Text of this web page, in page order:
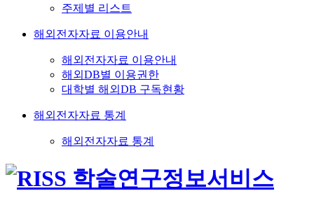
주제별 리스트
해외전자자료 이용안내
해외전자자료 이용안내
해외DB별 이용권한
대학별 해외DB 구독현황
해외전자자료 통계
해외전자자료 통계